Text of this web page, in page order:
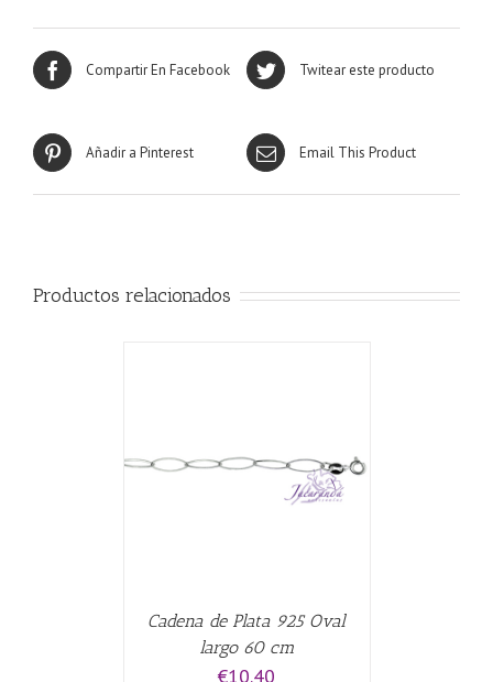
Compartir En Facebook Twitear este producto
Añadir a Pinterest Email This Product
Productos relacionados
Cadena de Plata 925 Oval
largo 60 cm
€10.40